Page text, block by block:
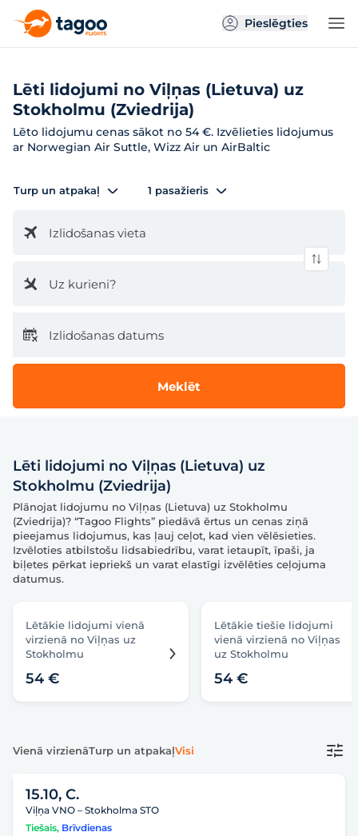
Pieslēgties
Lēti lidojumi no Viļņas (Lietuva) uz
Stokholmu (Zviedrija)
Lēto lidojumu cenas sākot no 54 €. Izvēlieties lidojumus
ar Norwegian Air Suttle, Wizz Air un AirBaltic
Turp un atpakaļ 1 pasažieris
Izlidošanas vieta
Uz kurieni?
Izlidošanas datums
Meklēt
Lēti lidojumi no Viļņas (Lietuva) uz
Stokholmu (Zviedrija)
Plānojat lidojumu no Viļņas (Lietuva) uz Stokholmu
(Zviedrija)? “Tagoo Flights” piedāvā ērtus un cenas ziņā
pieejamus lidojumus, kas ļauj ceļot, kad vien vēlēsieties.
Izvēloties atbilstošu lidsabiedrību, varat ietaupīt, īpaši, ja
biļetes pērkat iepriekš un varat elastīgi izvēlēties ceļojuma
datumus.
Lētākie lidojumi vienā
virzienā no Viļņas uz
Stokholmu
54 €
Lētākie tiešie lidojumi
vienā virzienā no Viļņas
uz Stokholmu
54 €
Vienā virzienāTurp un atpakaļVisi
15.10, C.
Viļņa VNO – Stokholma STO
Tiešais, Brīvdienas